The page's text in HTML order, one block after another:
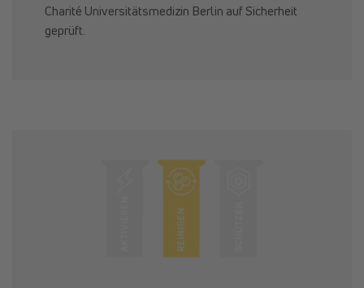
Charité Universitätsmedizin Berlin auf Sicherheit
geprüft.